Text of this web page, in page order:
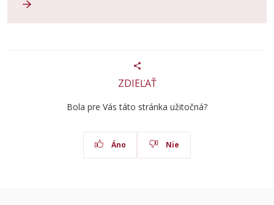
ZDIEĽAŤ
Bola pre Vás táto stránka užitočná?
Áno Nie